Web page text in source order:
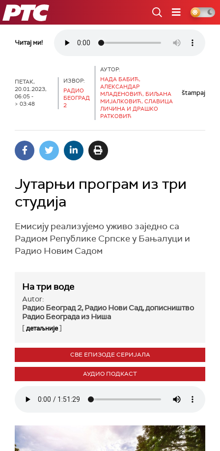
РТС
Читај ми!
ПЕТАК,
20.01.2023,
06:05 -
> 03:48
ИЗВОР:
РАДИО
БЕОГРАД
2
АУТОР:
НАДА БАБИЋ,
АЛЕКСАНДАР
МЛАДЕНОВИЋ, БИЉАНА
МИЈАЛКОВИЋ, СЛАВИЦА
ЛИЧИНА И ДРАШКО
РАТКОВИЋ
štampaj
Јутарњи програм из три
студија
Емисију реализујемо уживо заједно са
Радиом Републике Српске у Бањалуци и
Радио Новим Садом
На три воде
Autor:
Радио Београд 2, Радио Нови Сад, дописништво
Радио Београда из Ниша
[детаљније]
СВЕ ЕПИЗОДЕ СЕРИЈАЛА
АУДИО ПОДКАСТ